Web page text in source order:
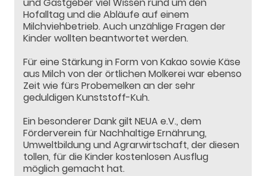
Hofalltag und die Abläufe auf einem
Milchviehbetrieb. Auch unzählige Fragen der
Kinder wollten beantwortet werden.
Für eine Stärkung in Form von Kakao sowie Käse
aus Milch von der örtlichen Molkerei war ebenso
Zeit wie fürs Probemelken an der sehr
geduldigen Kunststoff-Kuh.
Ein besonderer Dank gilt NEUA e.V., dem
Förderverein für Nachhaltige Ernährung,
Umweltbildung und Agrarwirtschaft, der diesen
tollen, für die Kinder kostenlosen Ausflug
möglich gemacht hat.